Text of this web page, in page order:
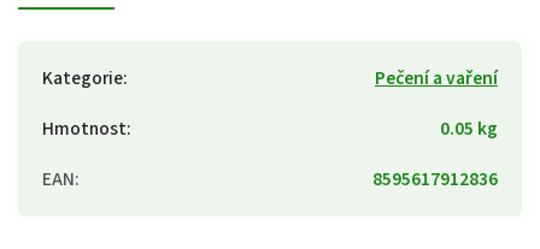
Kategorie:
Pečení a vaření
Hmotnost:
0.05 kg
EAN: 8595617912836